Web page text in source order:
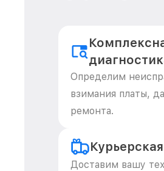
Определим
взимания платы,
ремонта.
Доставим вашу